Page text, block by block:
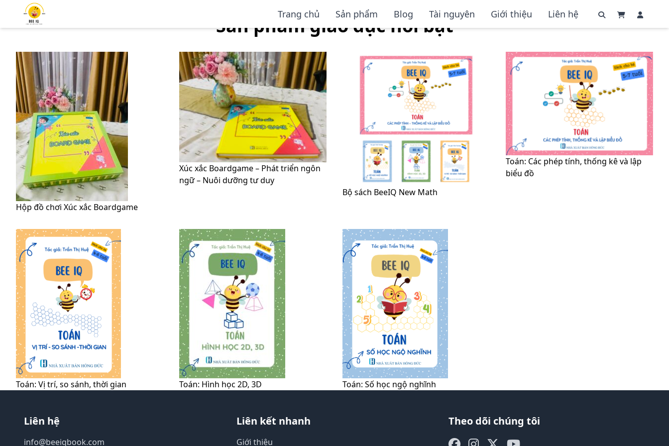
Trang chủ Sản phẩm Blog Tài nguyên Giới thiệu Liên hệ
Sản phẩm giáo dục nổi bật
Hộp đồ chơi Xúc xắc Boardgame
Xúc xắc Boardgame – Phát triển ngôn
ngữ – Nuôi dưỡng tư duy
Bộ sách BeeIQ New Math
Toán: Các phép tính, thống kê và lập
biểu đồ
Toán: Vị trí, so sánh, thời gian Toán: Hình học 2D, 3D Toán: Số học ngộ nghĩnh
Liên hệ
info@beeiqbook.com
Liên kết nhanh
Giới thiệu
Theo dõi chúng tôi